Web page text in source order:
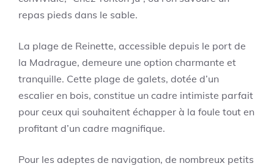
repas pieds dans le sable.
La plage de Reinette, accessible depuis le port de
la Madrague, demeure une option charmante et
tranquille. Cette plage de galets, dotée d’un
escalier en bois, constitue un cadre intimiste parfait
pour ceux qui souhaitent échapper à la foule tout en
profitant d’un cadre magnifique.
Pour les adeptes de navigation, de nombreux petits